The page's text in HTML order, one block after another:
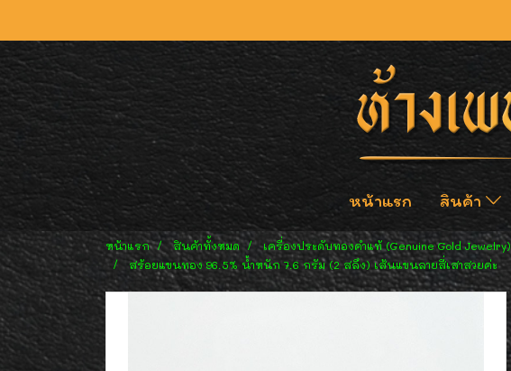
หน้าแรก สินค้า
หน้าแรก สินค้าทั้งหมด เครื่องประดับทองคำแท้ (Genuine Gold Jewelry)
สร้อยแขนทอง 96.5% น้ำหนัก 7.6 กรัม (2 สลึง) เส้นแขนลายสี่เสาสวยค่ะ